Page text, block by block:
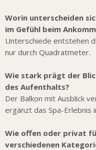
Worin unterscheiden
im Gefühl beim
Unterschiede entstehen
nur durch Quadratmeter.
Wie stark prägt der
des Aufenthalts?
Der Balkon mit Ausblick
ergänzt das Spa-Erlebnis
Wie offen oder privat
verschiedenen